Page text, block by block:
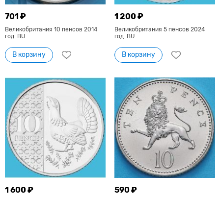
701 ₽
Великобритания 10 пенсов 2014
год. BU
В корзину
1 200 ₽
Великобритания 5 пенсов 2024
год. BU
В корзину
1 600 ₽ 590 ₽